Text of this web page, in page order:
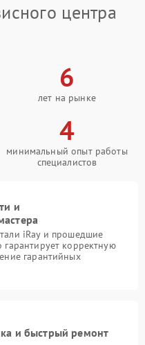
центра
6
лет на рынке
4
минимальный опыт работы
специалистов
и
iRay и прошедшие
корректную
гарантийных
и быстрый ремонт